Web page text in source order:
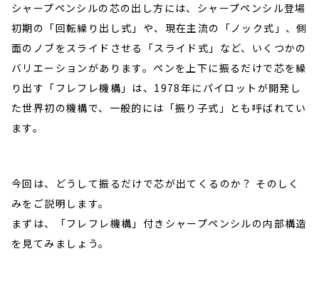
シャープペンシルの芯の出し方には、シャープペンシル登場
初期の「回転繰り出し式」や、現在主流の「ノック式」、側
面のノブをスライドさせる「スライド式」など、いくつかの
バリエーションがあります。ペンを上下に振るだけで芯を繰
り出す「フレフレ機構」は、1978年にパイロットが開発し
た世界初の機構で、一般的には「振り子式」とも呼ばれてい
ます。
今回は、どうして振るだけで芯が出てくるのか？ そのしく
みをご説明します。
まずは、「フレフレ機構」付きシャープペンシルの内部構造
を見てみましょう。